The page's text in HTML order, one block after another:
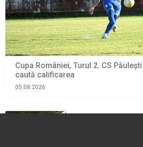
Cupa României, Turul 2. CS
caută calificarea
05.08.2026